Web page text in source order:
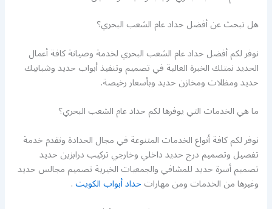
هل تبحث عن أفضل حداد عام الشعب البحري؟
نوفر لكم أفضل حداد عام الشعب البحري لخدمة وصيانة كافة أعمال
الحديد نمتلك الخبرة العالية في تصميم وتنفيذ أبواب حديد وشبابيك
حديد ومظلات ومخازن حديد وبأسعار رخيصة.
ما هي الخدمات التي يوفرها لكم حداد عام الشعب البحري؟
نوفر لكم كافة أنواع الخدمات المتنوعة في مجال الحدادة ونقدم خدمة
تفصيل وتصميم درج حديد داخلي وخارجي تركيب درابزين حديد
تصميم أسرة حديد للمشافي والجمعيات الخيرية تصميم مجالس حديد
وغيرها من الخدمات ومن مهاراتحداد أبواب الكويت.